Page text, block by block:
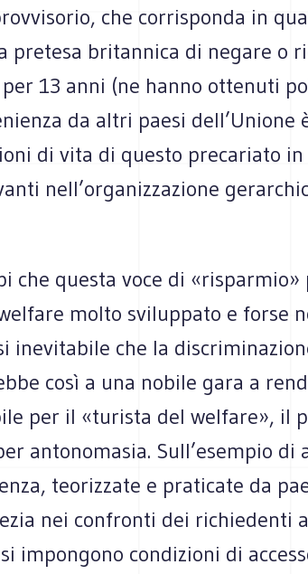
che corrisponda in
pretesa britannica di negare o
13 anni (ne hanno ottenuti
da altri paesi dell’Unione
di vita di questo precariato
nell’organizzazione
che questa voce di «risparmio»
molto sviluppato e forse
inevitabile che la
così a una nobile gara a
per il «turista del welfare», il
antonomasia. Sull’esempio di
teorizzate e praticate da
nei confronti dei richiedenti
impongono condizioni di